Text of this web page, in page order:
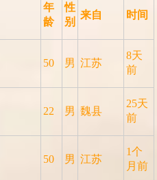
年
龄
性
别
来自 时间
50 男 江苏
8天
前
22 男 魏县
25天
前
50 男 江苏
1个
月前